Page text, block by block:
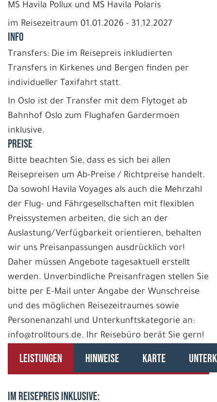
MS Havila Pollux und MS Havila Polaris
im Reisezeitraum 01.01.2026 - 31.12.2027
INFO
Transfers: Die im Reisepreis inkludierten
Transfers in Kirkenes und Bergen finden per
individueller Taxifahrt statt.
In Oslo ist der Transfer mit dem Flytoget ab
Bahnhof Oslo zum Flughafen Gardermoen
inklusive.
PREISE
Bitte beachten Sie, dass es sich bei allen
Reisepreisen um Ab-Preise / Richtpreise handelt.
Da sowohl Havila Voyages als auch die Mehrzahl
der Flug- und Fährgesellschaften mit flexiblen
Preissystemen arbeiten, die sich an der
Auslastung/Verfügbarkeit orientieren, behalten
wir uns Preisanpassungen ausdrücklich vor!
Daher müssen Angebote tagesaktuell erstellt
werden. Unverbindliche Preisanfragen stellen Sie
bitte per E-Mail unter Angabe der Wunschreise
und des möglichen Reisezeitraumes sowie
Personenanzahl und Unterkunftskategorie an:
info@trolltours.de. Ihr Reisebüro berät Sie gern!
LEISTUNGEN HINWEISE KARTE
IM REISEPREIS INKLUSIVE: